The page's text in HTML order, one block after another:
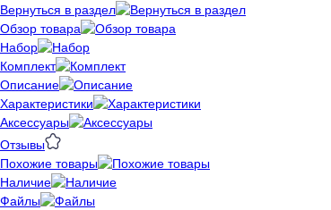
Вернуться в раздел
Обзор товара
Набор
Комплект
Описание
Характеристики
Аксессуары
Отзывы
Похожие товары
Наличие
Файлы